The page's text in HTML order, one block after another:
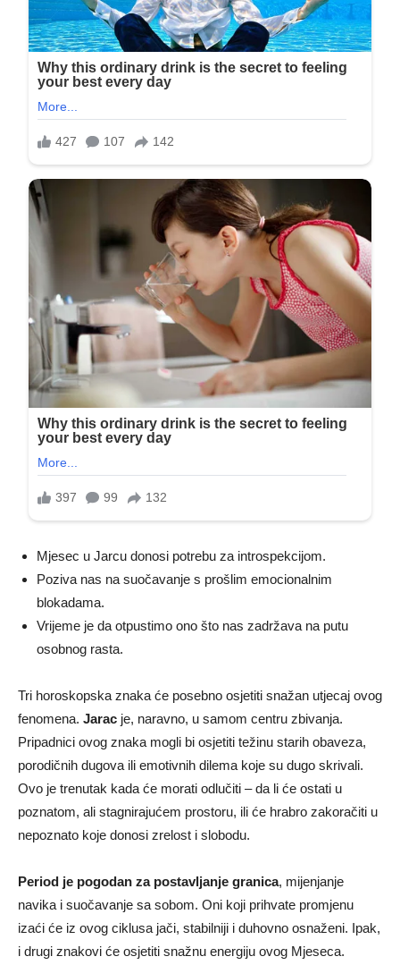
Mjesec u Jarcu donosi potrebu za introspekcijom.
Poziva nas na suočavanje s prošlim emocionalnim
blokadama.
Vrijeme je da otpustimo ono što nas zadržava na putu
osobnog rasta.
Tri horoskopska znaka će posebno osjetiti snažan utjecaj ovog
fenomena. Jarac je, naravno, u samom centru zbivanja.
Pripadnici ovog znaka mogli bi osjetiti težinu starih obaveza,
porodičnih dugova ili emotivnih dilema koje su dugo skrivali.
Ovo je trenutak kada će morati odlučiti – da li će ostati u
poznatom, ali stagnirajućem prostoru, ili će hrabro zakoračiti u
nepoznato koje donosi zrelost i slobodu.
Period je pogodan za postavljanje granica, mijenjanje
navika i suočavanje sa sobom. Oni koji prihvate promjenu
izaći će iz ovog ciklusa jači, stabilniji i duhovno osnaženi. Ipak,
i drugi znakovi će osjetiti snažnu energiju ovog Mjeseca.